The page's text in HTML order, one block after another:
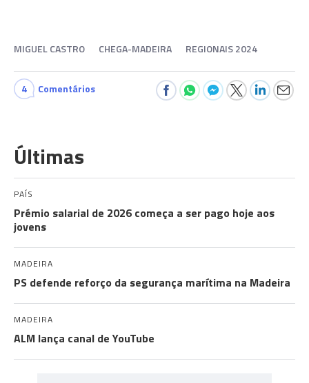
MIGUEL CASTRO CHEGA-MADEIRA REGIONAIS 2024
4 Comentários
Últimas
PAÍS
Prémio salarial de 2026 começa a ser pago hoje aos
jovens
MADEIRA
PS defende reforço da segurança marítima na Madeira
MADEIRA
ALM lança canal de YouTube